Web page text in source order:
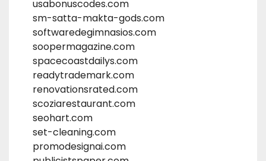
usabonuscodes.com
sm-satta-makta-gods.com
softwaredegimnasios.com
soopermagazine.com
spacecoastdailys.com
readytrademark.com
renovationsrated.com
scoziarestaurant.com
seohart.com
set-cleaning.com
promodesignai.com